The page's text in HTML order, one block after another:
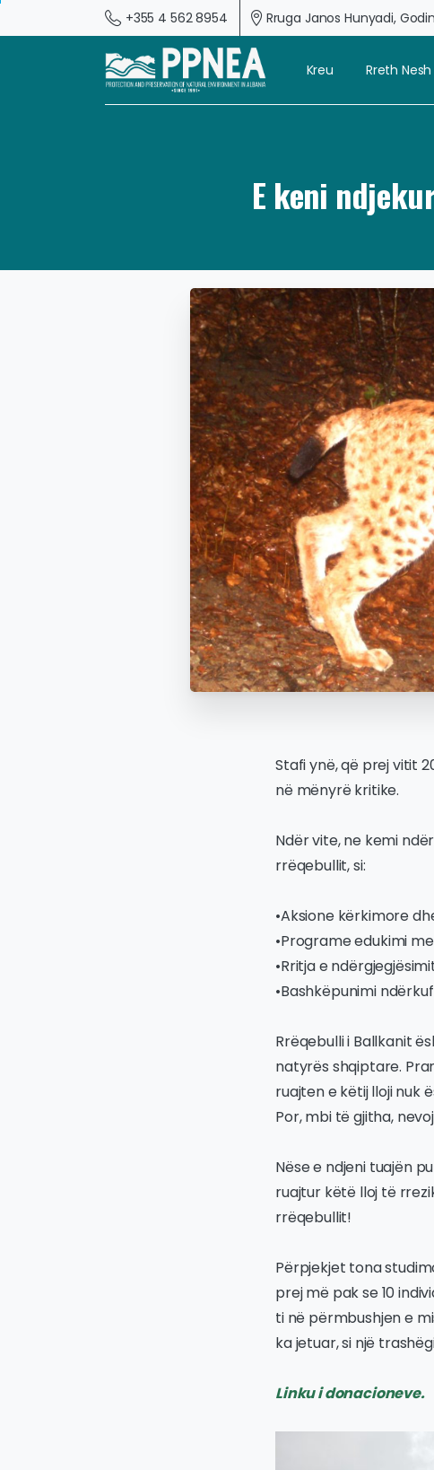
+355 4 562 8954 Rruga Janos Hunyadi,
Kreu Rreth Nesh
E keni
Stafi ynë, që prej vitit
në mënyrë kritike.
Ndër vite, ne kemi
rrëqebullit, si:
•Aksione kërkimore
•Programe edukimi
•Rritja e
•Bashkëpunimi
Rrëqebulli i Ballkanit
natyrës shqiptare.
ruajten e këtij lloji nuk
Por, mbi të gjitha,
Nëse e ndjeni tuajën
ruajtur këtë lloj të
rrëqebullit!
Përpjekjet tona
prej më pak se 10
ti në përmbushjen e
ka jetuar, si një
Linku i donacioneve.